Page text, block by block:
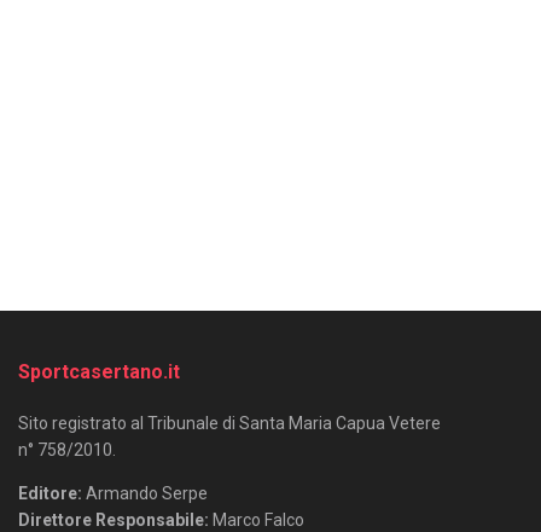
Sportcasertano.it
Sito registrato al Tribunale di Santa Maria Capua Vetere
n° 758/2010.
Editore: Armando Serpe
Direttore Responsabile: Marco Falco